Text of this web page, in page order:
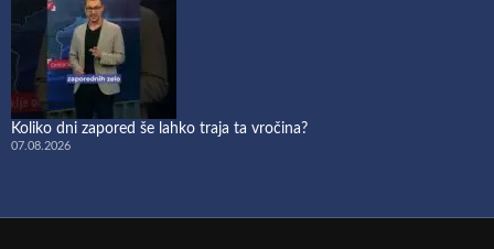
Koliko dni zapored še lahko traja ta vročina?
07.08.2026